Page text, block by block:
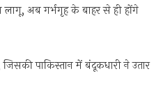
लागू, अब गर्भगृह के बाहर से ही होंगे
पाकिस्तान में बंदूकधारी ने उतार